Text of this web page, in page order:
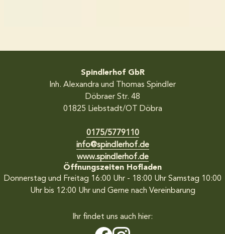
Spindlerhof GbR
Inh. Alexandra und Thomas Spindler
Döbraer Str. 48
01825 Liebstadt/OT Döbra
0175/5779110
info@spindlerhof.de
www.spindlerhof.de
Öffnungszeiten Hofladen
Donnerstag und Freitag 16:00 Uhr - 18:00 Uhr Samstag 10:00
Uhr bis 12:00 Uhr und Gerne nach Vereinbarung
Ihr findet uns auch hier: